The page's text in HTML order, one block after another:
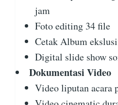
jam
Foto editing 34 file
Cetak Album
Digital slide show
Dokumentasi Video
Video liputan acara